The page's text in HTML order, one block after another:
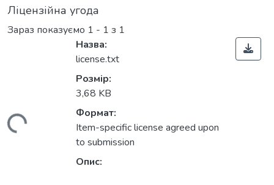
Ліцензійна угода
Зараз показуємо 1 - 1 з 1
Назва:
license.txt
Розмір:
3,68 KB
Формат:
Item-specific license agreed upon
to submission
Опис: